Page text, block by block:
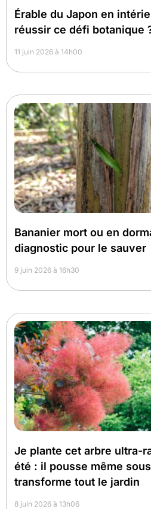
Érable du Japon en
réussir ce défi botanique
11 juin 2026 à 14h00
Bananier mort ou en
diagnostic pour le sauver
9 juin 2026 à 16h30
Je plante cet arbre ultra-
été : il pousse même
transforme tout le jardin
8 juin 2026 à 13h06